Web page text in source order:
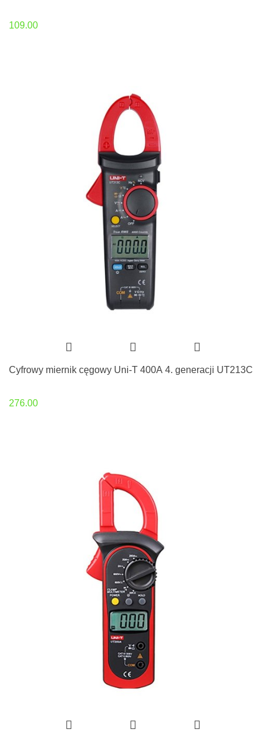
109.00
Cyfrowy miernik cęgowy Uni-T 400A 4. generacji UT213C
276.00